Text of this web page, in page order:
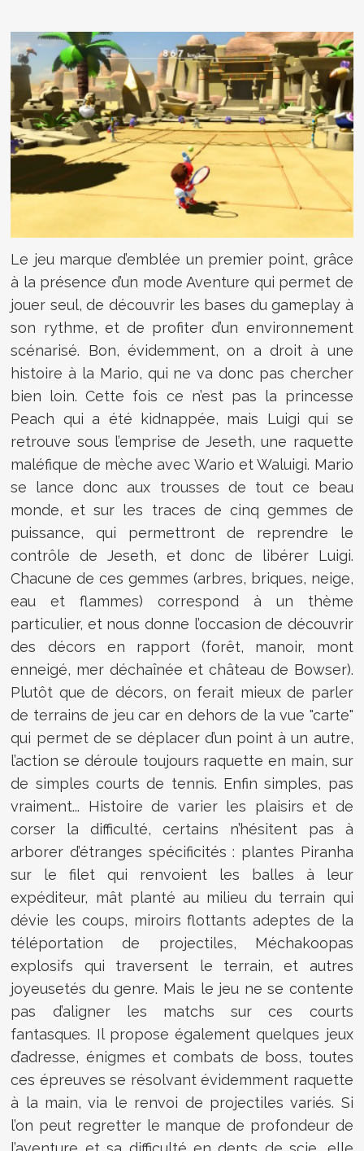
Le jeu marque d’emblée un premier point, grâce
à la présence d’un mode Aventure qui permet de
jouer seul, de découvrir les bases du gameplay à
son rythme, et de profiter d’un environnement
scénarisé. Bon, évidemment, on a droit à une
histoire à la Mario, qui ne va donc pas chercher
bien loin. Cette fois ce n’est pas la princesse
Peach qui a été kidnappée, mais Luigi qui se
retrouve sous l’emprise de Jeseth, une raquette
maléfique de mèche avec Wario et Waluigi. Mario
se lance donc aux trousses de tout ce beau
monde, et sur les traces de cinq gemmes de
puissance, qui permettront de reprendre le
contrôle de Jeseth, et donc de libérer Luigi.
Chacune de ces gemmes (arbres, briques, neige,
eau et flammes) correspond à un thème
particulier, et nous donne l’occasion de découvrir
des décors en rapport (forêt, manoir, mont
enneigé, mer déchaînée et château de Bowser).
Plutôt que de décors, on ferait mieux de parler
de terrains de jeu car en dehors de la vue "carte"
qui permet de se déplacer d’un point à un autre,
l’action se déroule toujours raquette en main, sur
de simples courts de tennis. Enfin simples, pas
vraiment... Histoire de varier les plaisirs et de
corser la difficulté, certains n’hésitent pas à
arborer d’étranges spécificités : plantes Piranha
sur le filet qui renvoient les balles à leur
expéditeur, mât planté au milieu du terrain qui
dévie les coups, miroirs flottants adeptes de la
téléportation de projectiles, Méchakoopas
explosifs qui traversent le terrain, et autres
joyeusetés du genre. Mais le jeu ne se contente
pas d’aligner les matchs sur ces courts
fantasques. Il propose également quelques jeux
d’adresse, énigmes et combats de boss, toutes
ces épreuves se résolvant évidemment raquette
à la main, via le renvoi de projectiles variés. Si
l’on peut regretter le manque de profondeur de